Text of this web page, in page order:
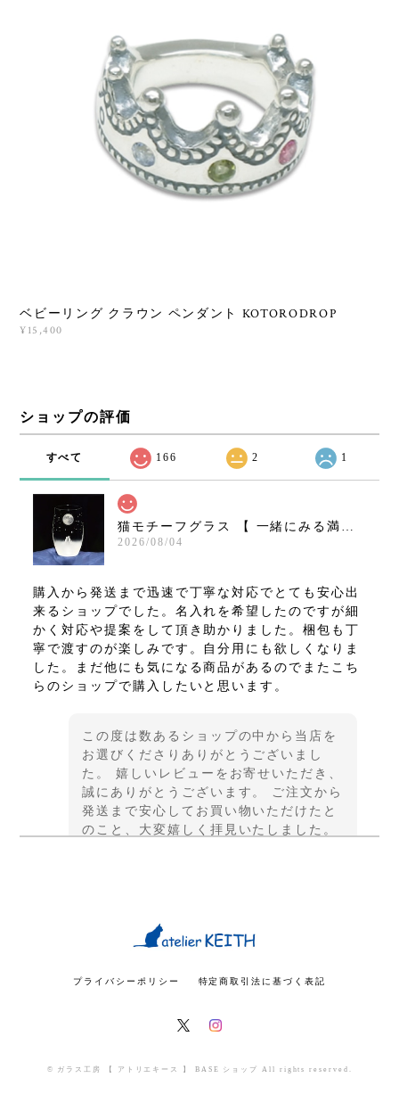
ベビーリング クラウン ペンダント KOTORODROP
¥15,400
ショップの評価
すべて 166 2 1
2026/08/04
購入から発送まで迅速で丁寧な対応でとても安心出
来るショップでした。名入れを希望したのですが細
かく対応や提案をして頂き助かりました。梱包も丁
寧で渡すのが楽しみです。自分用にも欲しくなりま
した。まだ他にも気になる商品があるのでまたこち
らのショップで購入したいと思います。
この度は数あるショップの中から当店を
お選びくださりありがとうございまし
た。 嬉しいレビューをお寄せいただき、
誠にありがとうございます。 ご注文から
発送まで安心してお買い物いただけたと
のこと、大変嬉しく拝見いたしました。
たい」とのお言葉も本当にありがとうご
ざいます。これからも「また利用した
品づくりやサービス向上に努めてまいり
プライバシーポリシー 特定商取引法に基づく表記
© ガラス工房 【 アトリエキース 】 BASE ショップ All rights reserved.